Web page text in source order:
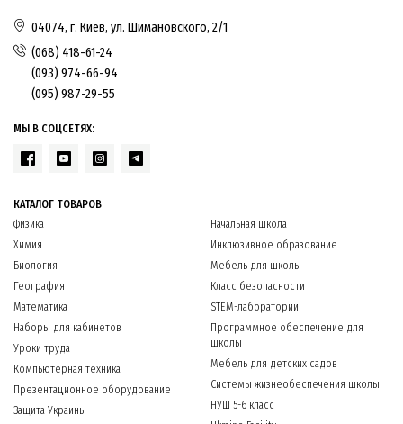
04074, г. Киев, ул. Шимановского, 2/1
(068) 418-61-24
(093) 974-66-94
(095) 987-29-55
МЫ В СОЦСЕТЯХ:
КАТАЛОГ ТОВАРОВ
Физика
Химия
Биология
География
Математика
Наборы для кабинетов
Уроки труда
Компьютерная техника
Презентационное оборудование
Защита Украины
Начальная школа
Инклюзивное образование
Мебель для школы
Класс безопасности
STEM-лаборатории
Программное обеспечение для
школы
Мебель для детских садов
Системы жизнеобеспечения школы
НУШ 5-6 класс